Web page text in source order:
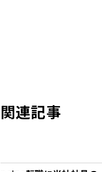
関連記事